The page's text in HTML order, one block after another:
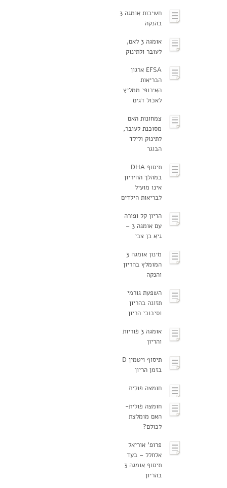
חשיבות אומגה 3
בהנקה
אומגה 3 לאם,
לעובר ולתינוק
EFSA ארגון
הבריאות
האירופי ממליץ
לאכול דגים
צמחונות האם
מסוכנת לעובר,
לתינוק ולילד
הבוגר
תיסוף DHA
במהלך ההיריון
אינו מועיל
לבריאות הילדים
הריון קל ופורה
עם אומגה 3 –
גיא בן צבי
מינון אומגה 3
המומלץ בהריון
והנקה
השפעת גורמי
תזונה בהריון
וסיבוכי הריון
אומגה 3 פוריות
והריון
תיסוף ויטמין D
בזמן הריון
חומצה פולית
חומצה פולית-
האם מומלצת
לכולם?
פרופ' אוריאל
אלחלל – בעד
תיסוף אומגה 3
בהריון